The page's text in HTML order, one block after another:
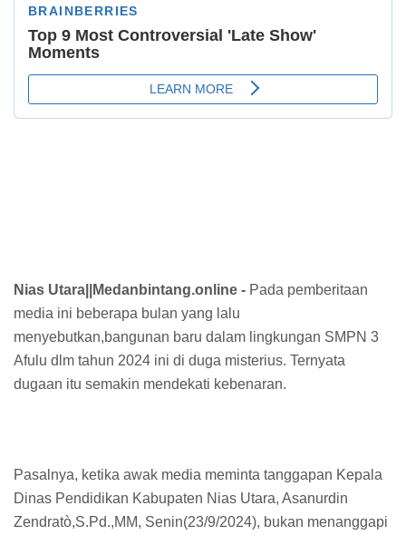
Nias Utara||Medanbintang.online - Pada pemberitaan
media ini beberapa bulan yang lalu
menyebutkan,bangunan baru dalam lingkungan SMPN 3
Afulu dlm tahun 2024 ini di duga misterius. Ternyata
dugaan itu semakin mendekati kebenaran.
Pasalnya, ketika awak media meminta tanggapan Kepala
Dinas Pendidikan Kabupaten Nias Utara, Asanurdin
Zendratò,S.Pd.,MM, Senin(23/9/2024), bukan menanggapi